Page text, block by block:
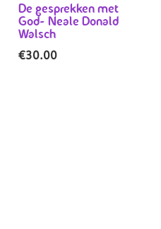
De gesprekken met
God- Neale Donald
Walsch
€30.00